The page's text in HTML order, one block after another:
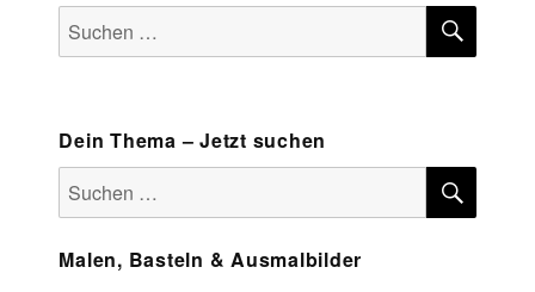
Suchen
nach:
Dein Thema – Jetzt suchen
Suchen
nach:
Malen, Basteln & Ausmalbilder